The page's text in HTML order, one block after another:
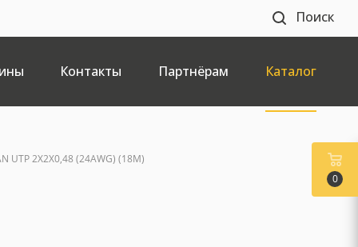
Поиск
Контакты Партнёрам Каталог
UTP 2X2X0,48 (24AWG) (18М)
0